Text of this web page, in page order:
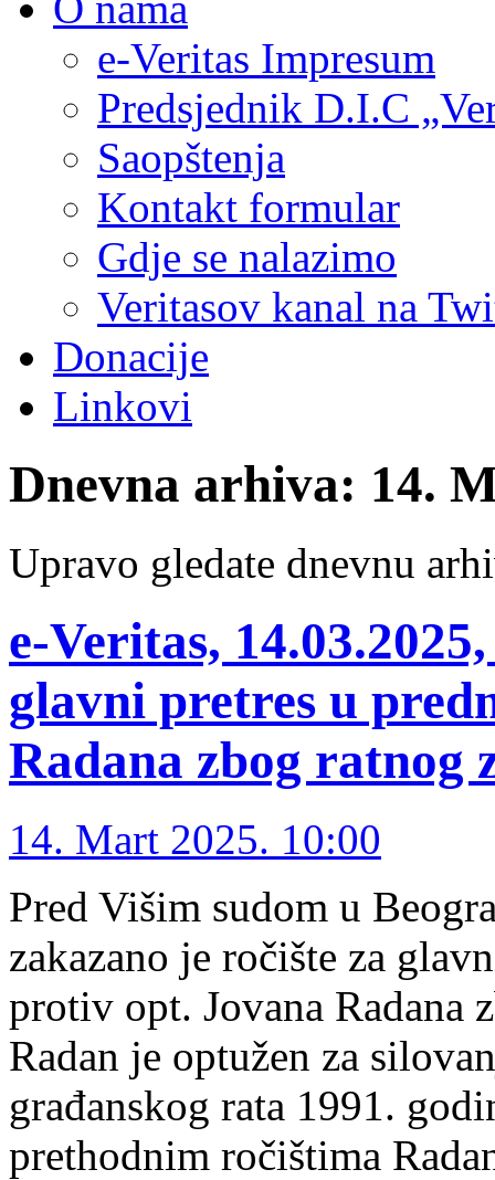
e-Veritas Impresum
Predsjednik D.I.C
Saopštenja
Kontakt formular
Gdje se nalazimo
Veritasov kanal na
Donacije
Linkovi
Dnevna arhiva: 14.
Upravo gledate dnevnu
е-Veritas,
glavni pretres u
Radana zbog ratnog
14. Mart 2025. 10:00
Pred Višim sudom u
zakazano je ročište za
protiv opt. Jovana Radana
Radan je optužen za
građanskog rata 1991.
prethodnim ročištima